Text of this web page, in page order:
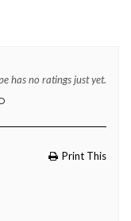
has no ratings just yet.
Print This